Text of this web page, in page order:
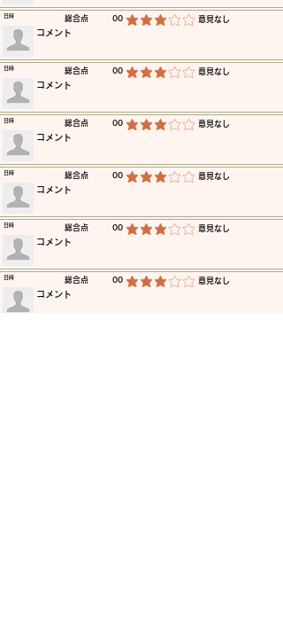
​総合点 00 平均評価 3 /5 ​意見なし
​日時
​コメント
​総合点 00 平均評価 3 /5 ​意見なし
​日時
​コメント
​総合点 00 平均評価 3 /5 ​意見なし
​日時
​コメント
​総合点 00 平均評価 3 /5 ​意見なし
​日時
​コメント
​総合点 00 平均評価 3 /5 ​意見なし
​日時
​コメント
​総合点 00 平均評価 3 /5 ​意見なし
​日時
​コメント